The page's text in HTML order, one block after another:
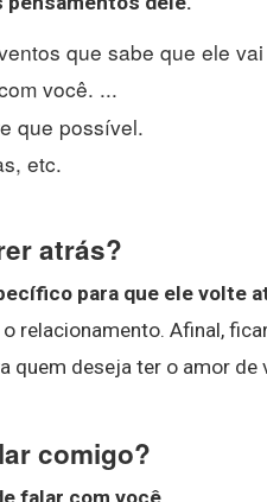
que sabe que ele
você. ...
que possível.
etc.
atrás?
para que ele volte
relacionamento. Afinal,
quem deseja ter o amor de
comigo?
falar com você